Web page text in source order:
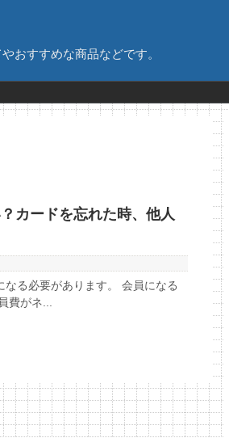
おすすめな商品などです。
カードを忘れた時、他人
る必要があります。 会員になる
費がネ...